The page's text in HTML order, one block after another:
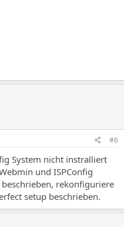
#6
System nicht instralliert
und ISPConfig
rekonfiguriere
setup beschrieben.